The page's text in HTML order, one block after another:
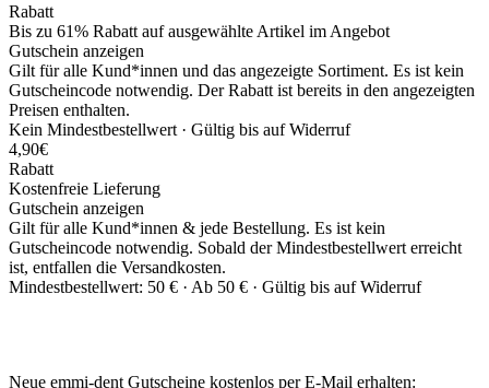
Rabatt
Bis zu 61% Rabatt auf ausgewählte Artikel im Angebot
Gutschein anzeigen
Gilt für alle Kund*innen und das angezeigte Sortiment. Es ist kein
Gutscheincode notwendig. Der Rabatt ist bereits in den angezeigten
Preisen enthalten.
Kein Mindestbestellwert · Gültig bis auf Widerruf
4,90€
Rabatt
Kostenfreie Lieferung
Gutschein anzeigen
Gilt für alle Kund*innen & jede Bestellung. Es ist kein
Gutscheincode notwendig. Sobald der Mindestbestellwert erreicht
ist, entfallen die Versandkosten.
Mindestbestellwert: 50 € · Ab 50 € · Gültig bis auf Widerruf
Neue emmi-dent Gutscheine kostenlos per E-Mail erhalten: